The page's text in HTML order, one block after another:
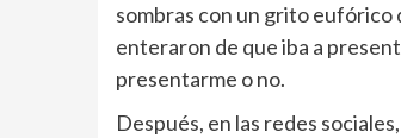
sombras con un grito eufórico
enteraron de que iba a
presentarme o no.
Después, en las redes